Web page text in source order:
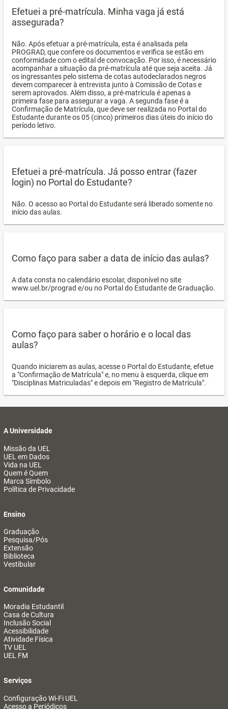
Efetuei a pré-matrícula. Minha vaga já está
assegurada?
Não. Após efetuar a pré-matrícula, esta é analisada pela
PROGRAD, que confere os documentos e verifica se estão em
conformidade com o edital de convocação. Por isso, é necessário
acompanhar a situação da pré-matrícula até que seja aceita. Já
os ingressantes pelo sistema de cotas autodeclarados negros
devem comparecer à entrevista junto à Comissão de Cotas e
serem aprovados. Além disso, a pré-matrícula é apenas a
primeira fase para assegurar a vaga. A segunda fase é a
Confirmação de Matrícula, que deve ser realizada no Portal do
Estudante durante os 05 (cinco) primeiros dias úteis do início do
período letivo.
Efetuei a pré-matrícula. Já posso entrar (fazer
login) no Portal do Estudante?
Não. O acesso ao Portal do Estudante será liberado somente no
início das aulas.
Como faço para saber a data de início das aulas?
A data consta no calendário escolar, disponível no site
www.uel.br/prograd e/ou no Portal do Estudante de Graduação.
Como faço para saber o horário e o local das
aulas?
Quando iniciarem as aulas, acesse o Portal do Estudante, efetue
a "Confirmação de Matrícula" e, no menu à esquerda, clique em
"Disciplinas Matriculadas" e depois em "Registro de Matrícula".
A Universidade
Missão da UEL
UEL em Dados
Vida na UEL
Quem é Quem
Marca Símbolo
Política de Privacidade
Ensino
Graduação
Pesquisa/Pós
Extensão
Biblioteca
Vestibular
Comunidade
Moradia Estudantil
Casa de Cultura
Inclusão Social
Acessibilidade
Atividade Física
TV UEL
UEL FM
Serviços
Configuração Wi-Fi UEL
Acesso a Periódicos